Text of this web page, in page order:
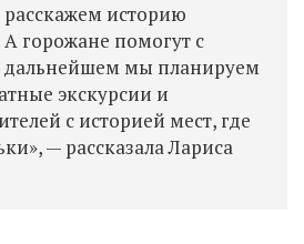
историю
А горожане помогут с
мы планируем
экскурсии и
с историей мест, где
— рассказала Лариса